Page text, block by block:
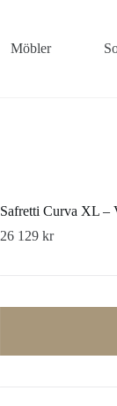
Möbler
Safretti Curva XL –
26 129 kr